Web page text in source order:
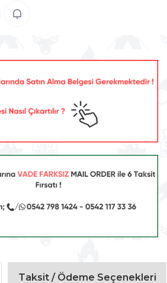
Taksit / Ödeme Seçenekleri